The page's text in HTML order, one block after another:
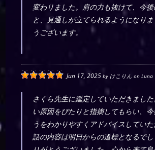
変わりました。肩の力も抜けて、今
と、見通しが立てられるようになり
うございます。
Jun 17, 2025 by けこりん onLuna
さくら先生に鑑定していただきまし
い原因をぴたりと指摘してもらい、
うをわかりやすくアドバイスしてい
話の内容は明日からの道標となるで